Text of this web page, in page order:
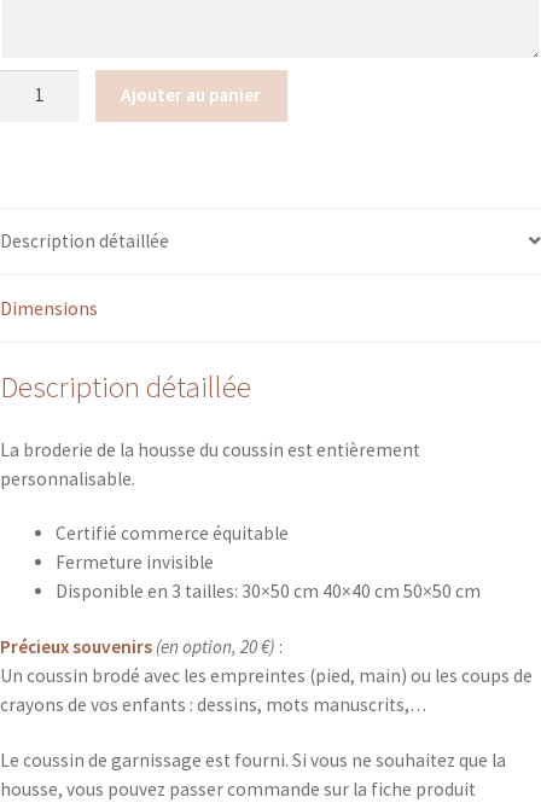
broderie
appliqué
personnaliser"
Ajouter au panier
Description détaillée
Dimensions
Description détaillée
La broderie de la housse du coussin est entièrement
personnalisable.
Certifié commerce équitable
Fermeture invisible
Disponible en 3 tailles: 30×50 cm 40×40 cm 50×50 cm
Précieux souvenirs (en option, 20 €) :
Un coussin brodé avec les empreintes (pied, main) ou les coups de
crayons de vos enfants : dessins, mots manuscrits,…
Le coussin de garnissage est fourni. Si vous ne souhaitez que la
housse, vous pouvez passer commande sur la fiche produit